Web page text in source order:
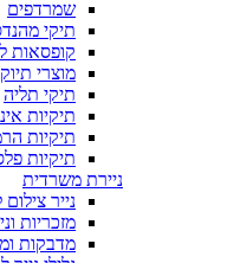
שמרדפים
תיקי
קופסאות
מוצרי
תיקי תליה
תיקיות
תיקיות
תיקיות
ניירת משרדית
נייר צילום
מזכריות
מדבקות